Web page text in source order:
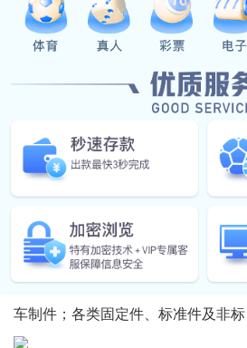
动车床200台，加工机及辅助设备
精度，还配备了轮廊检测仪、三次
圆度、粗糙度、激光 检测仪、盐雾
先进检测设备以及等离子先进清洗
公司专业生产：各类汽车、光学
手机、插头、玩具、电子烟、笔记
等系列产品车制件；各类铆轴、阀
车制件；各类固定件、标准件及非标